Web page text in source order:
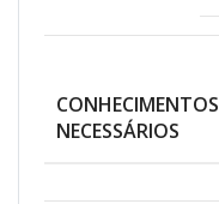
CONHECIMENTOS
NECESSÁRIOS